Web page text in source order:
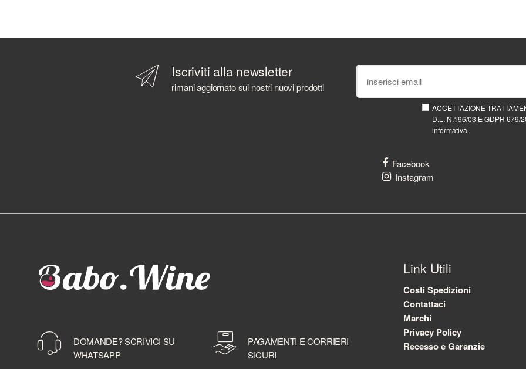
Iscriviti alla newsletter
rimani aggiornato sui nostri nuovi prodotti
ACCETTAZIONE
D.L. N.196/03 E GDPR 679/
informativa
Facebook
Instagram
DOMANDE? SCRIVICI SU
WHATSAPP
PAGAMENTI E CORRIERI
SICURI
Link Utili
Costi Spedizioni
Contattaci
Marchi
Privacy Policy
Recesso e Garanzie